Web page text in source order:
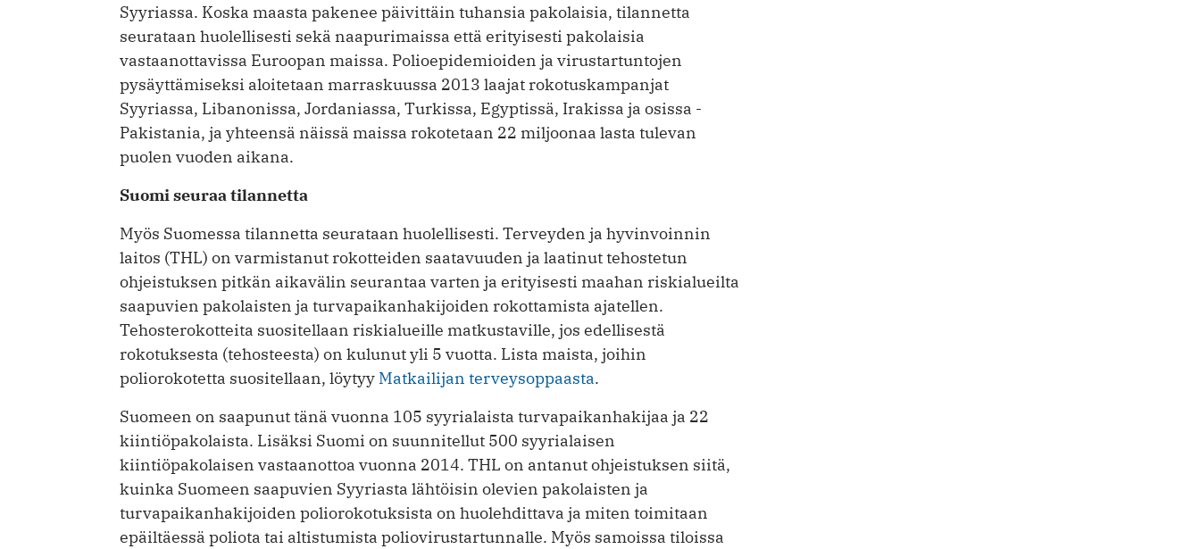
Syy­riassa. Koska maasta pakenee päivittäin tuhansia pakolaisia, tilannetta
seurataan huolellisesti sekä naapurimaissa että erityisesti pakolaisia
vastaanottavissa Euroopan maissa. Polioepi­de­mioiden ja virustartuntojen
pysäyttämiseksi aloitetaan marraskuussa 2013 laajat rokotuskampanjat
Syyriassa, Libanonissa, Jordaniassa, Turkissa, Egyptissä, Irakissa ja osissa ­
Pakistania, ja yhteensä näissä maissa rokotetaan 22 miljoonaa lasta tulevan
puolen vuoden aikana.
Suomi seuraa tilannetta
Myös Suomessa tilannetta seurataan huolellisesti. Terveyden ja hyvinvoinnin
laitos (THL) on varmistanut rokotteiden saatavuuden ja laatinut tehostetun
ohjeistuksen pitkän aikavälin seurantaa varten ja erityisesti maahan riski­alueilta
saapuvien pakolaisten ja turvapaikan­hakijoiden rokottamista ajatellen.
Tehosterokotteita suositellaan riskialueille matkustaville, jos edellisestä
rokotuksesta (tehosteesta) on kulunut yli 5 vuotta. Lista maista, joihin
poliorokotetta suositellaan, löytyy Matkailijan terveys­oppaasta.
Suomeen on saapunut tänä vuonna 105 syyrialaista turvapaikanhakijaa ja 22
kiintiöpakolaista. Lisäksi Suomi on suunnitellut 500 syyrialaisen
kiintiöpakolaisen vastaanottoa vuonna 2014. THL on antanut ohjeistuksen siitä,
kuinka Suomeen saapuvien Syyriasta lähtöisin ole­vien pakolaisten ja
turvapaikanhakijoiden poliorokotuksista on huolehdittava ja miten toimitaan
epäiltäessä poliota tai altistumista polio­virustartunnalle. Myös samoissa tiloissa